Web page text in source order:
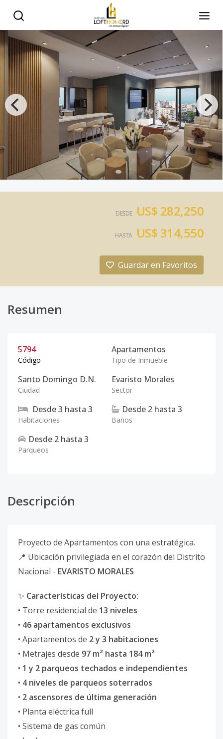
DESDE US$ 282,250
HASTA US$ 314,550
Guardar en Favoritos
Resumen
5794
Código
Apartamentos
Tipo de Inmueble
Santo Domingo D.N.
Ciudad
Evaristo Morales
Sector
Desde3 hasta 3
Habitaciones
Desde 2 hasta 3
Baños
Desde 2 hasta 3
Parqueos
Descripción
Proyecto de Apartamentos con una estratégica.
📍 Ubicación privilegiada en el corazón del Distrito
Nacional - EVARISTO MORALES
✨ Características del Proyecto:
• Torre residencial de 13 niveles
• 46 apartamentos exclusivos
• Apartamentos de 2 y 3 habitaciones
• Metrajes desde 97 m² hasta 184 m²
• 1 y 2 parqueos techados e independientes
• 4 niveles de parqueos soterrados
• 2 ascensores de última generación
• Planta eléctrica full
• Sistema de gas común